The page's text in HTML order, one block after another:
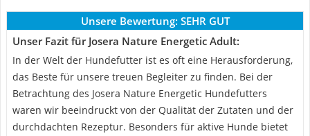
Unsere Bewertung: SEHR GUT
Unser Fazit für Josera Nature Energetic Adult:
In der Welt der Hundefutter ist es oft eine Herausforderung,
das Beste für unsere treuen Begleiter zu finden. Bei der
Betrachtung des Josera Nature Energetic Hundefutters
waren wir beeindruckt von der Qualität der Zutaten und der
durchdachten Rezeptur. Besonders für aktive Hunde bietet